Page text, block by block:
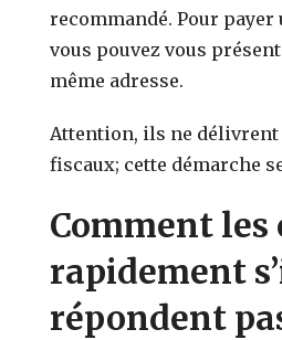
recommandé. Pour
vous pouvez vous
même adresse.
Attention, ils ne
fiscaux; cette démarche
Comment
rapidement
répondent